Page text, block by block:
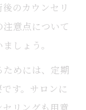
のカウンセリ
意点について
しょう。
めには、定期
す。サロンに
リングも用意